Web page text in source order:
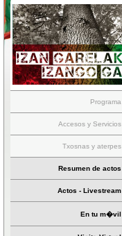
Programa
Accesos y Servicios
Txosnas y aterpes
Resumen de actos
Actos - Livestream
En tu m�vil